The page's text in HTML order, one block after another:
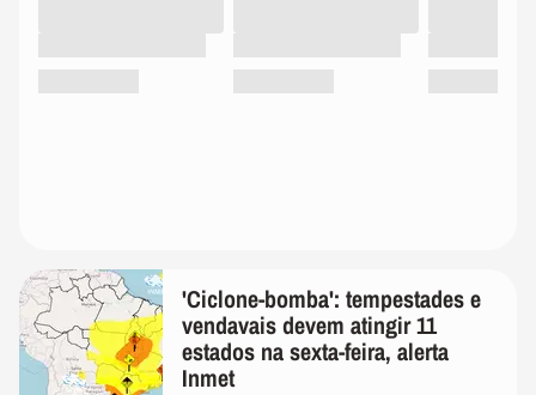
'Ciclone-bomba': tempestades e
vendavais devem atingir 11
estados na sexta-feira, alerta
Inmet